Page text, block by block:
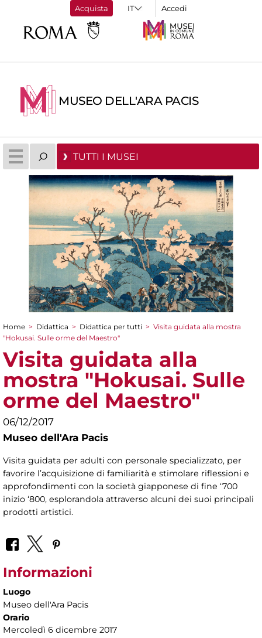
Acquista Accedi
MUSEO DELL'ARA PACIS
TUTTI I MUSEI
Tu sei qui
Home > Didattica > Didattica per tutti > Visita guidata alla mostra
"Hokusai. Sulle orme del Maestro"
Visita guidata alla
mostra "Hokusai. Sulle
orme del Maestro"
06/12/2017
Museo dell'Ara Pacis
Visita guidata per adulti con personale specializzato, per
favorire l’acquisizione di familiarità e stimolare riflessioni e
approfondimenti con la società giapponese di fine ‘700
inizio ‘800, esplorandola attraverso alcuni dei suoi principali
prodotti artistici.
Informazioni
Luogo
Museo dell'Ara Pacis
Orario
Mercoledì 6 dicembre 2017